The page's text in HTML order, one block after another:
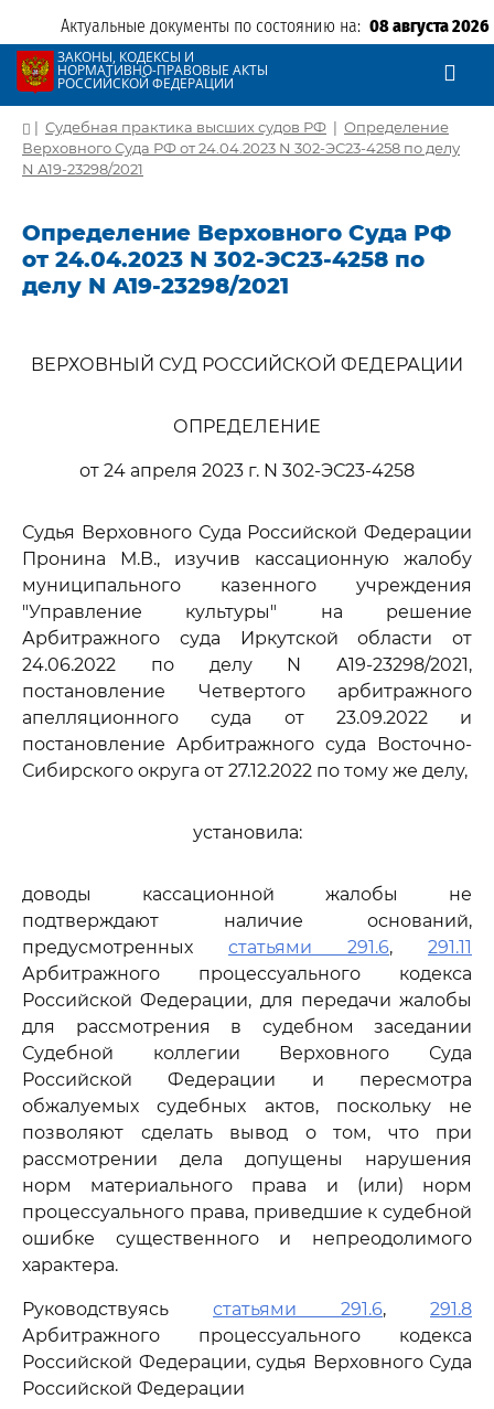
Актуальные документы по состоянию на: 08 августа 2026
ЗАКОНЫ, КОДЕКСЫ И
НОРМАТИВНО-ПРАВОВЫЕ АКТЫ
РОССИЙСКОЙ ФЕДЕРАЦИИ
| Судебная практика высших судов РФ | Определение
Верховного Суда РФ от 24.04.2023 N 302-ЭС23-4258 по делу
N А19-23298/2021
Определение Верховного Суда РФ
от 24.04.2023 N 302-ЭС23-4258 по
делу N А19-23298/2021
ВЕРХОВНЫЙ СУД РОССИЙСКОЙ ФЕДЕРАЦИИ
ОПРЕДЕЛЕНИЕ
от 24 апреля 2023 г. N 302-ЭС23-4258
Судья Верховного Суда Российской Федерации
Пронина М.В., изучив кассационную жалобу
муниципального казенного учреждения
"Управление культуры" на решение
Арбитражного суда Иркутской области от
24.06.2022 по делу N А19-23298/2021,
постановление Четвертого арбитражного
апелляционного суда от 23.09.2022 и
постановление Арбитражного суда Восточно-
Сибирского округа от 27.12.2022 по тому же делу,
установила:
доводы кассационной жалобы не
подтверждают наличие оснований,
предусмотренных статьями 291.6, 291.11
Арбитражного процессуального кодекса
Российской Федерации, для передачи жалобы
для рассмотрения в судебном заседании
Судебной коллегии Верховного Суда
Российской Федерации и пересмотра
обжалуемых судебных актов, поскольку не
позволяют сделать вывод о том, что при
рассмотрении дела допущены нарушения
норм материального права и (или) норм
процессуального права, приведшие к судебной
ошибке существенного и непреодолимого
характера.
Руководствуясь статьями 291.6, 291.8
Арбитражного процессуального кодекса
Российской Федерации, судья Верховного Суда
Российской Федерации